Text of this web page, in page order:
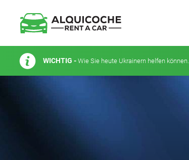
WICHTIG - Wie Sie heute Ukrainern helfen können.